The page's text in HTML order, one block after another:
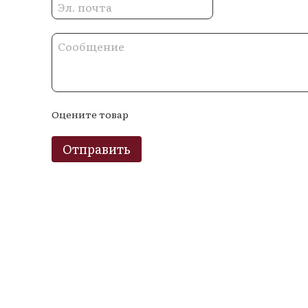
Оцените товар
Отправить